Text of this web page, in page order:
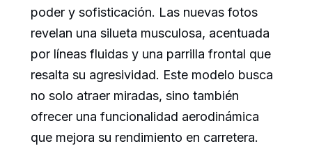
poder y sofisticación. Las nuevas fotos
revelan una silueta musculosa, acentuada
por líneas fluidas y una parrilla frontal que
resalta su agresividad. Este modelo busca
no solo atraer miradas, sino también
ofrecer una funcionalidad aerodinámica
que mejora su rendimiento en carretera.